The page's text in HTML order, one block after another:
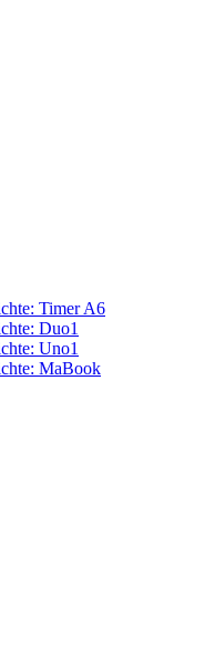
Timer A6
Duo1
Uno1
MaBook